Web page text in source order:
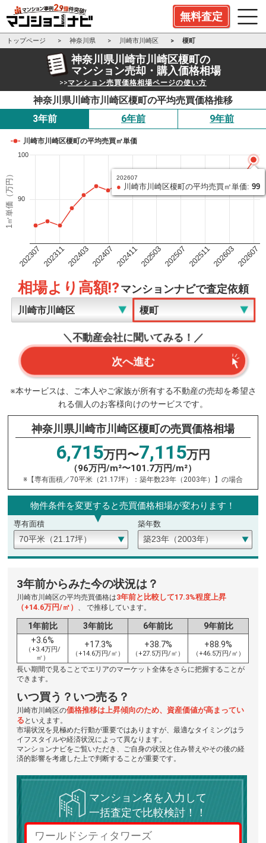
無料査定
トップページ 神奈川県 川崎市川崎区 榎町
神奈川県川崎市川崎区榎町の
マンション売却・購入価格相場
>>マンション売買価格相場ページの使い方
神奈川県川崎市川崎区榎町の平均売買価格推移
3年前
6年前 9年前
1㎡単価（万円）
川崎市川崎区榎町の平均売買㎡単価
202307202311202403202407202411202503202507202511202603202607
90
100
202607
● 川崎市川崎区榎町の平均売買㎡単価: 99
相場より高額!?マンションナビで査定依頼
＼不動産会社に聞いてみる！／
次へ進む
※本サービスは、ご本人やご家族が所有する不動産の売却を希望さ
れる個人のお客様向けのサービスです。
神奈川県川崎市川崎区榎町の売買価格相場
6,715万円〜7,115万円
（96万円/m²〜101.7万円/m²）
※【専有面積／70平米（21.17坪）：築年数23年（2003年）】の場合
物件条件を変更すると売買価格相場が変わります！
専有面積 築年数
3年前からみた今の状況は？
川崎市川崎区の平均売買価格は3年前と比較して17.3%程度上昇
（+14.6万円/㎡） 、 で推移しています。
1年前比 3年前比 6年前比
9年前比
+3.6%
（+3.4万円/
㎡）
+17.3%
（+14.6万円/㎡）
+38.7%
（+27.5万円/㎡）
+88.9%
（+46.5万円/㎡）
長い期間で見ることでエリアのマーケット全体をさらに把握することが
できます。
いつ買う？いつ売る？
川崎市川崎区の価格推移は上昇傾向のため、資産価値が高まってい
る といえます。
市場状況を見極めた行動が重要ではありますが、最適なタイミングはラ
イフスタイルや経済状況によって異なります。
マンションナビをご覧いただき、ご自身の状況と住み替えやその後の経
済的影響を考慮した上で判断することが重要です。
マンション名を入力して
一括査定で比較検討！！